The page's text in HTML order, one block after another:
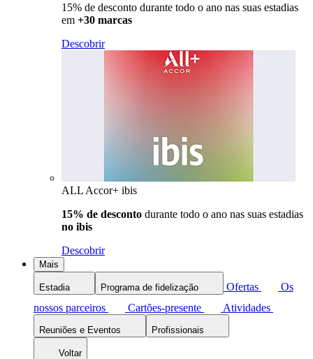
15% de desconto durante todo o ano nas suas estadias
em +30 marcas
Descobrir
ALL Accor+ ibis
15% de desconto durante todo o ano nas suas estadias
no ibis
Descobrir
Mais
Estadia Programa de fidelização Ofertas
Os
nossos parceiros
Cartões-presente Atividades
Reuniões e Eventos Profissionais
Voltar